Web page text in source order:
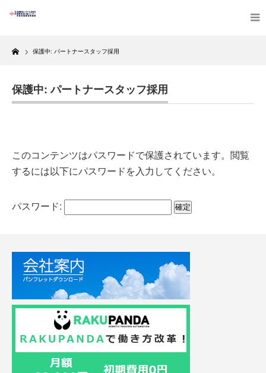
Home
保護中: パートナースタッフ採用
保護中: パートナースタッフ採用
このコンテンツはパスワードで保護されています。閲覧
するには以下にパスワードを入力してください。
パスワード: